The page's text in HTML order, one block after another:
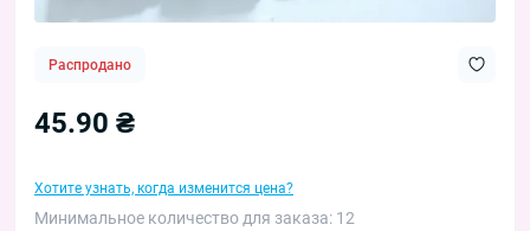
Распродано
45.90 ₴
Хотите узнать, когда изменится цена?
Минимальное количество для заказа: 12